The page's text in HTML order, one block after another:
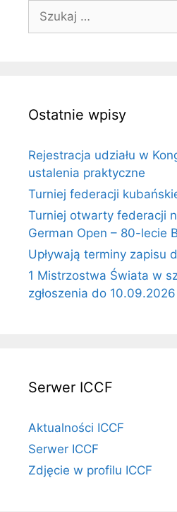
Szukaj:
Ostatnie wpisy
Rejestracja udziału w
ustalenia praktyczne
Turniej federacji
Turniej otwarty federacji
German Open – 80-lecie
Upływają terminy zapisu
1 Mistrzostwa Świata w
zgłoszenia do 10.09.2026
Serwer ICCF
Aktualności ICCF
Serwer ICCF
Zdjęcie w profilu ICCF